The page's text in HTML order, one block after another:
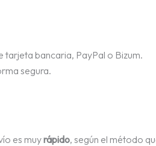
tarjeta bancaria, PayPal o Bizum.
segura.
es muyrápido, según el método